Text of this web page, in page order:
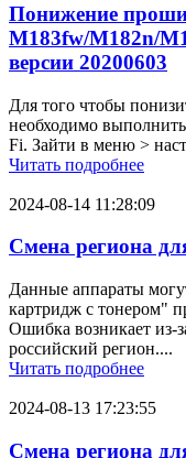
Понижение
M183fw/M182n/
версии 20200603
Для того чтобы
необходимо
Fi. Зайти в меню >
Читать подробнее
2024-08-14 11:28:09
Смена региона
Данные аппараты
картридж с тонером"
Ошибка возникает из-
российский регион....
Читать подробнее
2024-08-13 17:23:55
Смена региона